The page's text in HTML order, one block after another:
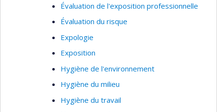
Évaluation de l'exposition professionnelle
Évaluation du risque
Expologie
Exposition
Hygiène de l'environnement
Hygiène du milieu
Hygiène du travail